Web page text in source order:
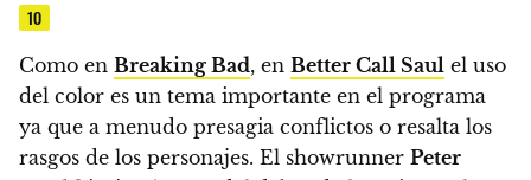
10
Como en Breaking Bad, en Better Call Saul el uso
del color es un tema importante en el programa
ya que a menudo presagia conflictos o resalta los
rasgos de los personajes. El showrunner Peter